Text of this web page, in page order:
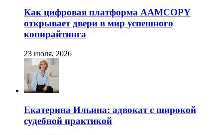
Как цифровая платформа AAMCOPY
открывает двери в мир успешного
копирайтинга
23 июля, 2026
Екатерина Ильина: адвокат с широкой
судебной практикой